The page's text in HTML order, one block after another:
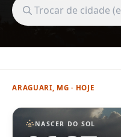
Buscar cidade
ARAGUARI, MG · HOJE
NASCER DO SOL